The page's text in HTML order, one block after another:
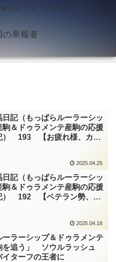
を強くする 日々の物語
の果報者
日記（もっぱらルーラーシッ
駒＆ドゥラメンテ産駒の応援
） 193 【お疲れ様、カッ
2025.04.25
日記（もっぱらルーラーシッ
駒＆ドゥラメンテ産駒の応援
） 192 【ベテラン勢、勝
2025.04.18
ーラーシップ＆ドゥラメンテ
を追う」 ソウルラッシュ
イターフの王者に